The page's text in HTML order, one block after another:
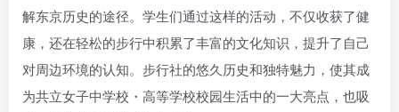
解东京历史的途径。学生们通过这样的活动，不仅收获了健
康，还在轻松的步行中积累了丰富的文化知识，提升了自己
对周边环境的认知。步行社的悠久历史和独特魅力，使其成
为共立女子中学校・高等学校校园生活中的一大亮点，也吸